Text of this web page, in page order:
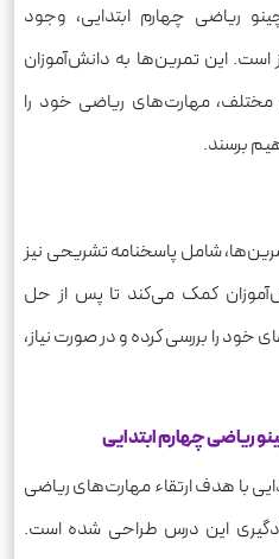
ریاضی چهارم ابتدایی، وجود
است. این تمرین‌ها به دانش‌آموزان
مهارت‌های ریاضی خود را
برسند.
شامل پاسخنامه تشریحی نیز
کمک می‌کند تا پس از حل
خود را بررسی کرده و در صورت نیاز،
ریاضی چهارم ابتدایی
با هدف ارتقاء مهارت‌های ریاضی
این درس طراحی شده است.